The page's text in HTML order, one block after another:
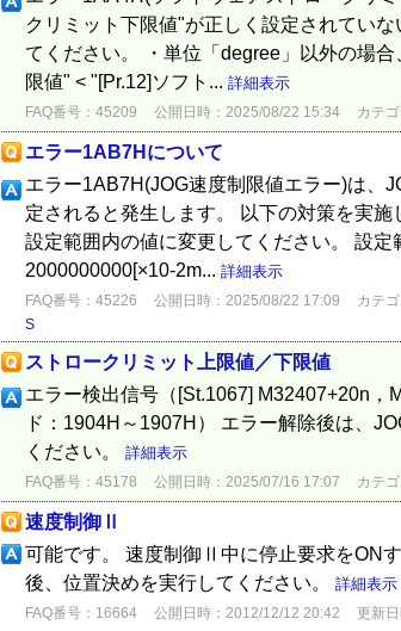
クリミット下限値"が正しく設定されてい
てください。 ・単位「degree」以外の場
限値" < "[Pr.12]ソフト... 詳細表示
FAQ番号：45209 公開日時：2025/08/22 15:34 カテゴ
エラー1AB7Hについて
エラー1AB7H(JOG速度制限値エラー)は、
定されると発生します。 以下の対策を実
設定範囲内の値に変更してください。 設
2000000000[×10-2m... 詳細表示
FAQ番号：45226 公開日時：2025/08/22 17:09 カテゴ
S
ストロークリミット上限値／下限値
エラー検出信号（[St.1067] M32407+20n
ド：1904H～1907H） エラー解除後は、
ください。 詳細表示
FAQ番号：45178 公開日時：2025/07/16 17:07 カテゴ
速度制御Ⅱ
可能です。 速度制御Ⅱ中に停止要求をON
後、位置決めを実行してください。 詳細表示
FAQ番号：16664 公開日時：2012/12/12 20:42 更新